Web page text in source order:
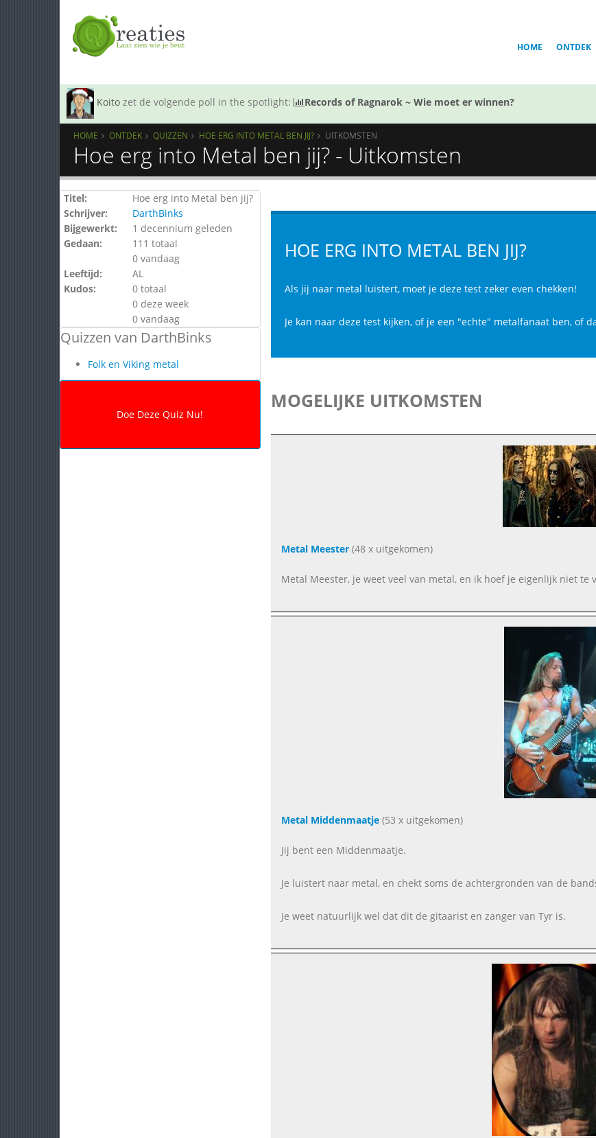
HOME ONTDEK
Koito zet de volgende poll in the spotlight: Records of Ragnarok ~ Wie moet er winnen?
HOME ONTDEK QUIZZEN HOE ERG INTO METAL BEN JIJ? UITKOMSTEN
Hoe erg into Metal ben jij? - Uitkomsten
Titel:
Hoe erg into Metal ben jij?
Schrijver:
DarthBinks
Bijgewerkt:
1 decennium geleden
Gedaan:
111 totaal
0 vandaag
Leeftijd:
AL
Kudos:
0 totaal
0 deze week
0 vandaag
Quizzen van DarthBinks
Folk en Viking metal
HOE ERG INTO METAL BEN JIJ?
Als jij naar metal luistert, moet je deze test zeker even chekken!
Je kan naar deze test kijken, of je een "echte" metalfanaat ben, of
MOGELIJKE UITKOMSTEN
Metal Meester(48 x uitgekomen)
Metal Meester, je weet veel van metal, en ik hoef je eigenlijk niet
Metal Middenmaatje(53 x uitgekomen)
Jij bent een Middenmaatje.
Je luistert naar metal, en chekt soms de achtergronden van de
Je weet natuurlijk wel dat dit de gitaarist en zanger van Tyr is.